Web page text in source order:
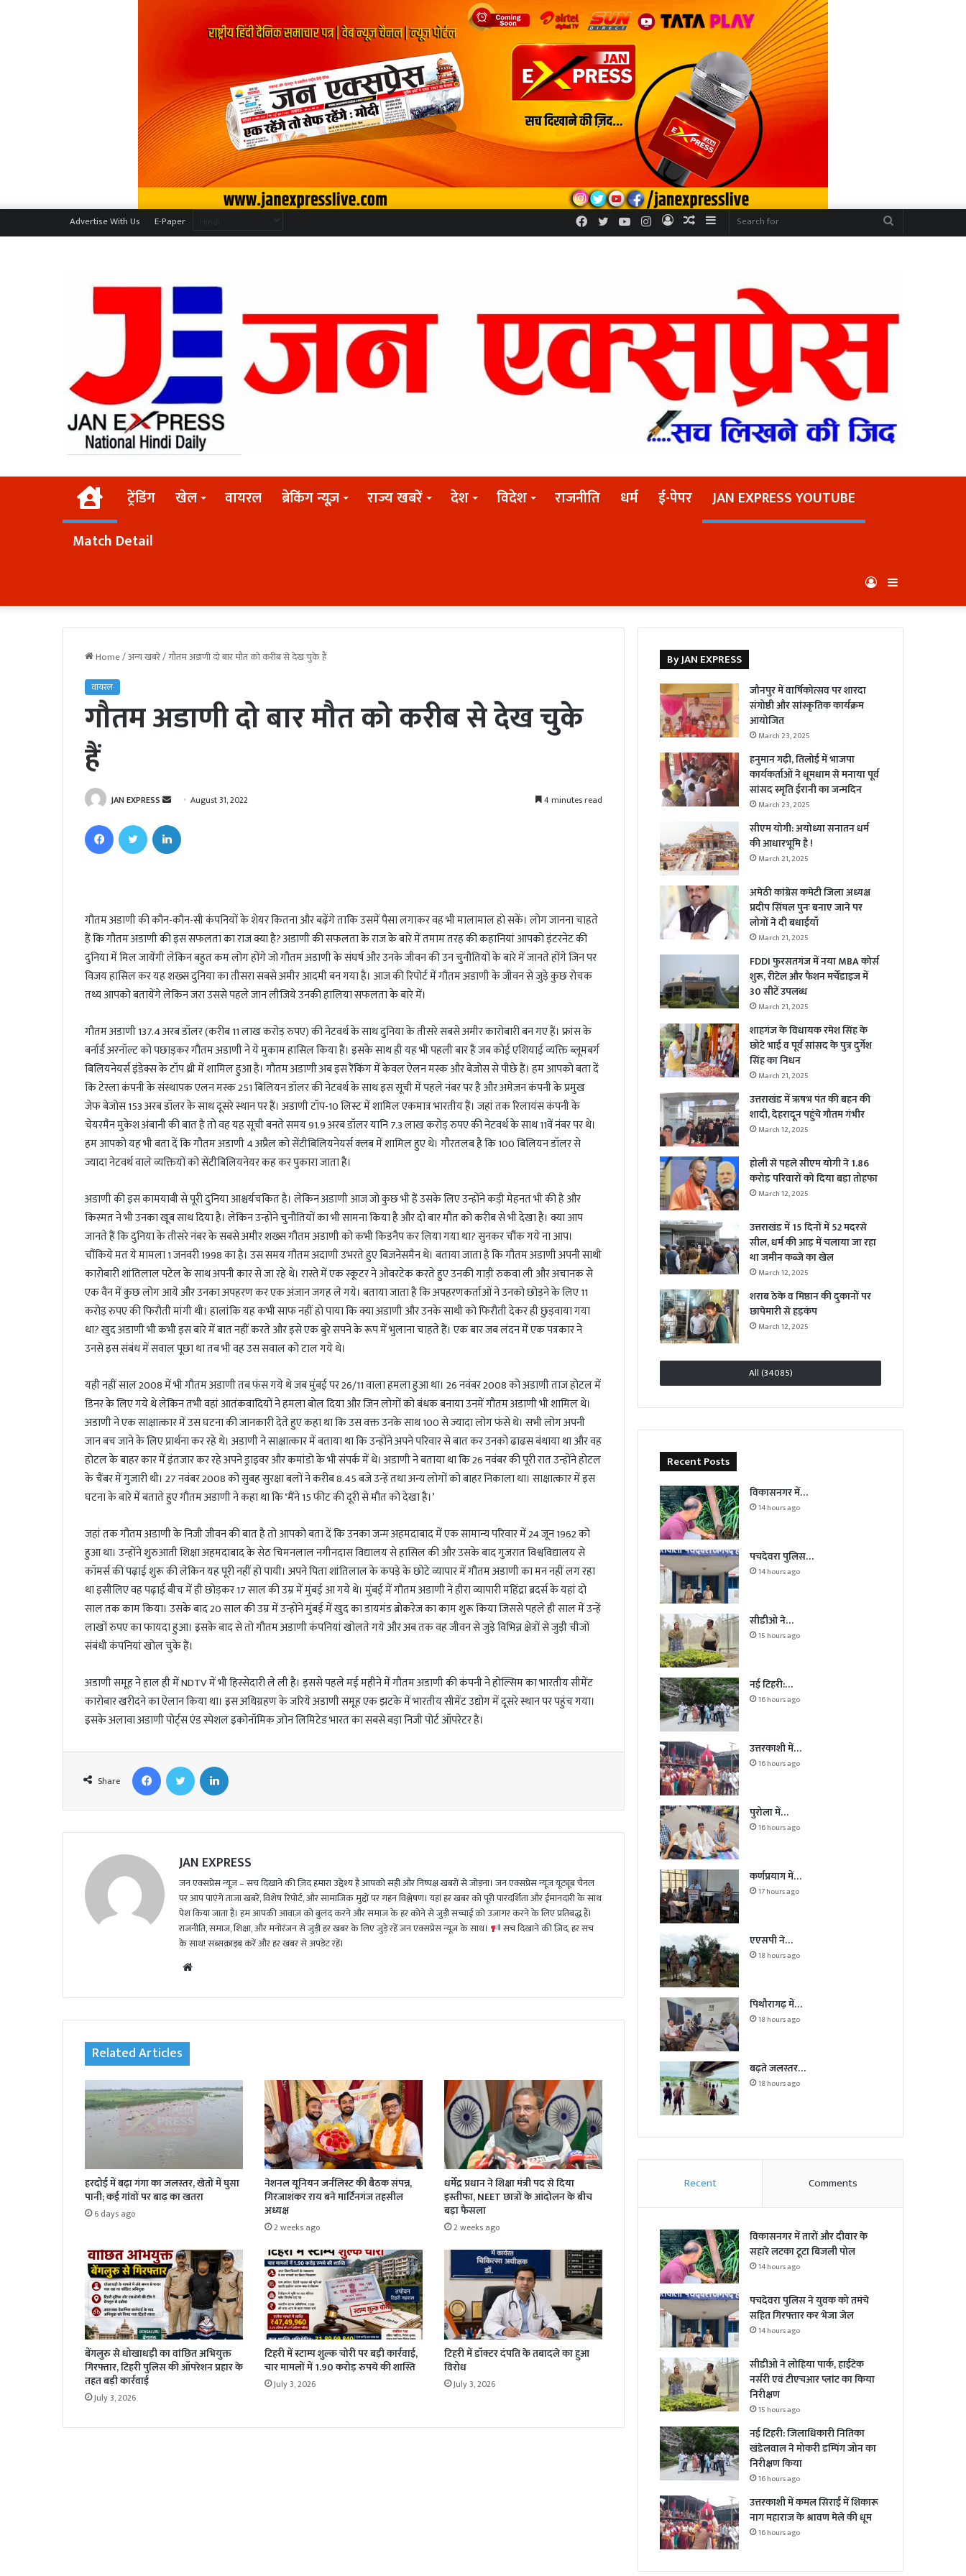
Advertise With Us E-Paper Sidebar
Random
Log
Instagram
YouTube
Twitter
Facebook
Homeट्रेंडिंग खेल वायरल ब्रेकिंग न्यूज़ राज्य खबरें देश विदेश राजनीति धर्म ई-पेपर
JAN EXPRESS YOUTUBE
Match Detail
Log
In
Home/अन्य खबरे/गौतम अडाणी दो बार मौत को करीब से देख चुके हैं
वायरल
गौतम अडाणी दो बार मौत को करीब से देख चुके
हैं
JAN EXPRESS
d
m
a
i
l
August 31, 2022 4 minutes read
गौतम अडाणी की कौन-कौन-सी कंपनियों के शेयर कितना और बढ़ेंगे ताकि उसमें पैसा लगाकर वह भी मालामाल हो सकें। लोग जानना चाहते
हैं कि गौतम अडाणी की इस सफलता का राज क्या है? अडाणी की सफलता के राज के बारे में तमाम तरह की कहानियां आपको इंटरनेट की
दुनिया में मिल जायेंगी लेकिन बहुत कम लोग होंगे जो गौतम अडाणी के संघर्ष और उनके जीवन की उन चुनौतियों के बारे में जानते होंगे जिन पर
विजय हासिल कर यह शख्स दुनिया का तीसरा सबसे अमीर आदमी बन गया है। आज की रिपोर्ट में गौतम अडाणी के जीवन से जुड़े कुछ रोचक
तथ्य आपको बतायेंगे लेकिन जरा उससे पहले जान लीजिये उनकी हालिया सफलता के बारे में।
गौतम अडाणी 137.4 अरब डॉलर (करीब 11 लाख करोड़ रुपए) की नेटवर्थ के साथ दुनिया के तीसरे सबसे अमीर कारोबारी बन गए हैं। फ्रांस के
बर्नार्ड अरनॉल्ट को पछाड़कर गौतम अडाणी ने ये मुकाम हासिल किया है। इसके साथ ही यह भी पहली बार है जब कोई एशियाई व्यक्ति ब्लूमबर्ग
बिलियनेयर्स इंडेक्स के टॉप थ्री में शामिल हुआ है। गौतम अडाणी अब इस रैंकिंग में केवल ऐलन मस्क और बेजोस से पीछे हैं। हम आपको बता दें
कि टेस्ला कंपनी के संस्थापक एलन मस्क 251 बिलियन डॉलर की नेटवर्थ के साथ इस सूची में पहले नंबर पर है और अमेजन कंपनी के प्रमुख
जेफ बेजोस 153 अरब डॉलर के साथ दूसरे स्थान पर हैं। अडाणी टॉप-10 लिस्ट में शामिल एकमात्र भारतीय हैं। जहां तक रिलायंस कंपनी के
चेयरमैन मुकेश अंबानी की बात है तो वह यह सूची बनते समय 91.9 अरब डॉलर यानि 7.3 लाख करोड़ रुपए की नेटवर्थ के साथ 11वें नंबर पर थे।
हम आपको यह भी बता दें कि गौतम अडाणी 4 अप्रैल को सेंटीबिलियनेयर्स क्लब में शामिल हुए थे। गौरतलब है कि 100 बिलियन डॉलर से
ज्यादा नेटवर्थ वाले व्यक्तियों को सेंटीबिलियनेयर कह कर पुकारा जाता है।
अडाणी की इस कामयाबी से पूरी दुनिया आश्चर्यचकित है। लेकिन अडाणी आज जो कुछ भी हैं उसके लिए उन्होंने कड़ी मेहनत भी की है और
किस्मत ने भी उनका खूब साथ दिया है। लेकिन उन्होंने चुनौतियों का भी सामना किया है और दो बार मौत को करीब से भी देखा है। क्या आप
जानते हैं कि दुनिया के तीसरे नंबर के सबसे अमीर शख्स गौतम अडाणी को कभी किडनैप कर लिया गया था? सुनकर चौंक गये ना आप।
चौंकिये मत ये मामला 1 जनवरी 1998 का है। उस समय गौतम अदाणी उभरते हुए बिजनेसमैन थे। बताया जाता है कि गौतम अडाणी अपनी साथी
कारोबारी शांतिलाल पटेल के साथ अपनी कार से जा रहे थे। रास्ते में एक स्कूटर ने ओवरटेक करते हुए उनकी गाड़ी रुकवा ली और अचानक से
एक वैन में कुछ लोग आये और उनका अपहरण कर एक अंजान जगह ले गये। बताया जाता है कि अपहरणकर्ताओं ने उनको छोड़ने के लिए 11
करोड़ रुपए की फिरौती मांगी थी। हालांकि यह कभी साफ नहीं हो पाया कि क्या अडाणी और उनके साथी को फिरौती देकर ही छुड़वाया गया
था? खुद अडाणी भी कभी इस बारे में बात नहीं करते और इसे एक बुरे सपने के रूप में भुलाना चाहते हैं। एक बार जब लंदन में एक पत्रकार ने
उनसे इस संबंध में सवाल पूछा था तब भी वह उस सवाल को टाल गये थे।
यही नहीं साल 2008 में भी गौतम अडाणी तब फंस गये थे जब मुंबई पर 26/11 वाला हमला हुआ था। 26 नवंबर 2008 को अडाणी ताज होटल में
डिनर के लिए गये थे लेकिन तभी वहां आतंकवादियों ने हमला बोल दिया और जिन लोगों को बंधक बनाया उनमें गौतम अडाणी भी शामिल थे।
अडाणी ने एक साक्षात्कार में उस घटना की जानकारी देते हुए कहा था कि उस वक्त उनके साथ 100 से ज्यादा लोग फंसे थे। सभी लोग अपनी
जान बच जाने के लिए प्रार्थना कर रहे थे। अडाणी ने साक्षात्कार में बताया था कि उन्होंने अपने परिवार से बात कर उनको ढाढस बंधाया था और वह
होटल के बाहर कार में इंतजार कर रहे अपने ड्राइवर और कमांडो के भी संपर्क में थे। अडाणी ने बताया था कि 26 नवंबर की पूरी रात उन्होंने होटल
के चैंबर में गुजारी थी। 27 नवंबर 2008 को सुबह सुरक्षा बलों ने करीब 8.45 बजे उन्हें तथा अन्य लोगों को बाहर निकाला था। साक्षात्कार में इस
घटना के बारे में बताते हुए गौतम अडाणी ने कहा था कि ‘मैंने 15 फीट की दूरी से मौत को देखा है।’
जहां तक गौतम अडाणी के निजी जीवन की बात है तो आपको बता दें कि उनका जन्म अहमदाबाद में एक सामान्य परिवार में 24 जून 1962 को
हुआ था। उन्होंने शुरुआती शिक्षा अहमदाबाद के सेठ चिमनलाल नगीनदास विद्यालय से हासिल की और उसके बाद गुजरात विश्वविद्यालय से
कॉमर्स की पढ़ाई शुरू की लेकिन यह पूरी नहीं हो पायी। अपने पिता शांतिलाल के कपड़े के छोटे व्यापार में गौतम अडाणी का मन नहीं लग रहा
था इसीलिए वह पढ़ाई बीच में ही छोड़कर 17 साल की उम्र में मुंबई आ गये थे। मुंबई में गौतम अडाणी ने हीरा व्यापारी महिंद्रा ब्रदर्स के यहां दो
साल तक काम किया। उसके बाद 20 साल की उम्र में उन्होंने मुंबई में खुद का डायमंड ब्रोकरेज का काम शुरू किया जिससे पहले ही साल में उन्हें
लाखों रुपए का फायदा हुआ। इसके बाद से तो गौतम अडाणी कंपनियां खोलते गये और अब तक वह जीवन से जुड़े विभिन्न क्षेत्रों से जुड़ी चीजों
संबंधी कंपनियां खोल चुके हैं।
अडाणी समूह ने हाल ही में NDTV में भी हिस्सेदारी ले ली है। इससे पहले मई महीने में गौतम अडाणी की कंपनी ने होल्सिम का भारतीय सीमेंट
कारोबार खरीदने का ऐलान किया था। इस अधिग्रहण के जरिये अडाणी समूह एक झटके में भारतीय सीमेंट उद्योग में दूसरे स्थान पर पहुंच गया।
इसके अलावा अडाणी पोर्ट्स एंड स्पेशल इकोनॉमिक ज़ोन लिमिटेड भारत का सबसे बड़ा निजी पोर्ट ऑपरेटर है।
Share
JAN EXPRESS
जन एक्सप्रेस न्यूज़ – सच दिखाने की ज़िद हमारा उद्देश्य है आपको सही और निष्पक्ष खबरों से जोड़ना। जन एक्सप्रेस न्यूज़ यूट्यूब चैनल
पर आप पाएंगे ताजा खबरें, विशेष रिपोर्ट, और सामाजिक मुद्दों पर गहन विश्लेषण। यहां हर खबर को पूरी पारदर्शिता और ईमानदारी के साथ
पेश किया जाता है। हम आपकी आवाज़ को बुलंद करने और समाज के हर कोने से जुड़ी सच्चाई को उजागर करने के लिए प्रतिबद्ध हैं।
राजनीति, समाज, शिक्षा, और मनोरंजन से जुड़ी हर खबर के लिए जुड़े रहें जन एक्सप्रेस न्यूज़ के साथ।
सच दिखाने की ज़िद, हर सच
के साथ! सब्सक्राइब करें और हर खबर से अपडेट रहें।
te
Related Articles
हरदोई में बढ़ा गंगा का जलस्तर, खेतों में घुसा
पानी; कई गांवों पर बाढ़ का खतरा
6 days ago
नेशनल यूनियन जर्नलिस्ट की बैठक संपन्न,
गिरजाशंकर राय बने मार्टिनगंज तहसील
अध्यक्ष
2 weeks ago
धर्मेंद्र प्रधान ने शिक्षा मंत्री पद से दिया
इस्तीफा, NEET छात्रों के आंदोलन के बीच
बड़ा फैसला
2 weeks ago
बेंगलुरु से धोखाधड़ी का वांछित अभियुक्त
गिरफ्तार, टिहरी पुलिस की ऑपरेशन प्रहार के
तहत बड़ी कार्रवाई
July 3, 2026
टिहरी में स्टाम्प शुल्क चोरी पर बड़ी कार्रवाई,
चार मामलों में 1.90 करोड़ रुपये की शास्ति
July 3, 2026
टिहरी में डॉक्टर दंपति के तबादले का हुआ
विरोध
July 3, 2026
By JAN EXPRESS
जौनपुर में वार्षिकोत्सव पर शारदा
संगोष्ठी और सांस्कृतिक कार्यक्रम
आयोजित
March 23, 2025
हनुमान गढ़ी, तिलोई में भाजपा
कार्यकर्ताओं ने धूमधाम से मनाया पूर्व
सांसद स्मृति ईरानी का जन्मदिन
March 23, 2025
सीएम योगी: अयोध्या सनातन धर्म
की आधारभूमि है !
March 21, 2025
अमेठी कांग्रेस कमेटी जिला अध्यक्ष
प्रदीप सिंघल पुनः बनाए जाने पर
लोगों ने दी बधाईयाँ
March 21, 2025
FDDI फुरसतगंज में नया MBA कोर्स
शुरू, रीटेल और फैशन मर्चेंडाइज में
30 सीटें उपलब्ध
March 21, 2025
शाहगंज के विधायक रमेश सिंह के
छोटे भाई व पूर्व सांसद के पुत्र दुर्गेश
सिंह का निधन
March 21, 2025
उत्तराखंड में ऋषभ पंत की बहन की
शादी, देहरादून पहुंचे गौतम गंभीर
March 12, 2025
होली से पहले सीएम योगी ने 1.86
करोड़ परिवारों को दिया बड़ा तोहफा
March 12, 2025
उत्तराखंड में 15 दिनों में 52 मदरसे
सील, धर्म की आड़ में चलाया जा रहा
था जमीन कब्जे का खेल
March 12, 2025
शराब ठेके व मिष्ठान की दुकानों पर
छापेमारी से हड़कंप
March 12, 2025
All (34085)
Recent Posts
विकासनगर में…
14 hours ago
पचदेवरा पुलिस…
14 hours ago
सीडीओ ने…
15 hours ago
नई टिहरी:…
16 hours ago
उत्तरकाशी में…
16 hours ago
पुरोला में…
16 hours ago
कर्णप्रयाग में…
17 hours ago
एएसपी ने…
18 hours ago
पिथौरागढ़ में…
18 hours ago
बढ़ते जलस्तर…
18 hours ago
Recent Comments
विकासनगर में तारों और दीवार के
सहारे लटका टूटा बिजली पोल
14 hours ago
पचदेवरा पुलिस ने युवक को तमंचे
सहित गिरफ्तार कर भेजा जेल
14 hours ago
सीडीओ ने लोहिया पार्क, हाईटेक
नर्सरी एवं टीएचआर प्लांट का किया
निरीक्षण
15 hours ago
नई टिहरी: जिलाधिकारी नितिका
खंडेलवाल ने मोकरी डम्पिंग जोन का
निरीक्षण किया
16 hours ago
उत्तरकाशी में कमल सिराईं में शिकारू
नाग महाराज के श्रावण मेले की धूम
16 hours ago